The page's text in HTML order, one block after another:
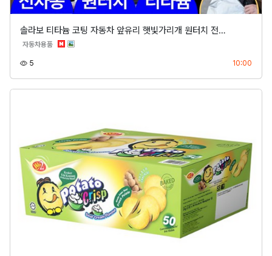
솔라보 티타늄 코팅 자동차 앞유리 햇빛가리개 원터치 전…
자동차용품분류
5 10:00